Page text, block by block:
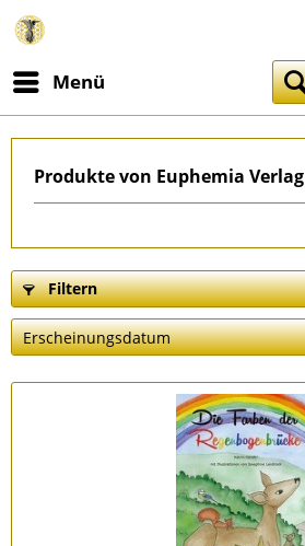
Menü
Produkte von Euphemia Verlag
Filtern